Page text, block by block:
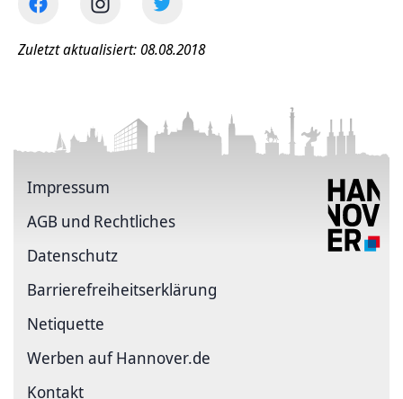
Zuletzt aktualisiert: 08.08.2018
Impressum
AGB und Rechtliches
Datenschutz
Barriere­freiheits­erklärung
Netiquette
Werben auf Hannover.de
Kontakt